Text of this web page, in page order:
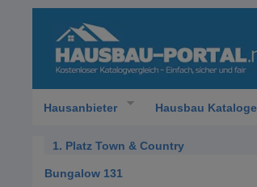
Hausanbieter Hausbau Kataloge
1. Platz Town & Country
Bungalow 131